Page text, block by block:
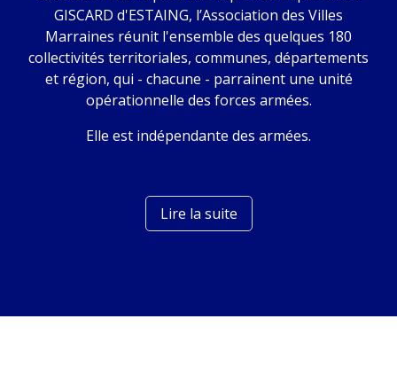
GISCARD d'ESTAING, l’Association des Villes
Marraines réunit l'ensemble des quelques 180
collectivités territoriales, communes, départements
et région, qui - chacune - parrainent une unité
opérationnelle des forces armées.
Elle est indépendante des armées.
Lire la suite